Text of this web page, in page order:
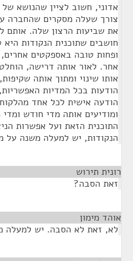
אדוני, חשוב לציין שהנושא של
צורך שעלה מסקרים שהחברה
את שביעות הרצון שלה. אותם
חושבים שתוכנית הנקודות
ופחות טובה באספקטים אחרים,
אחר. לאור אותה דרישה,
אותו שינוי ומתוך אותה
הודעות בכל המדיות
הודעה אישית לכל אחד
ומודיעים אותה מדי חודש
התוכנית הזאת ועל אפשרות
הנקודות, יש למעלה משנה
רונית תירוש
זאת הסבה?
אוהד מימון
לא, זאת לא הסבה. יש למעלה